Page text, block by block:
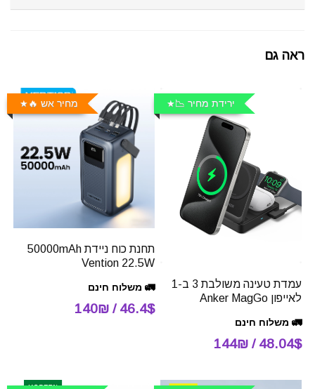
ראה גם
ירידת מחיר 📉
עמדת טעינה משולבת 3 ב-1
לאייפון Anker MagGo
🚛 משלוח חינם
48.04$ / 144₪
מחיר אש 🔥
תחנת כוח ניידת 50000mAh
Vention 22.5W
🚛 משלוח חינם
46.4$ / 140₪